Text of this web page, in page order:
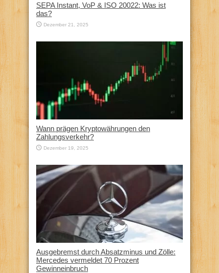
SEPA Instant, VoP & ISO 20022: Was ist
das?
Dezember 21, 2025
Wann prägen Kryptowährungen den
Zahlungsverkehr?
Dezember 19, 2025
Ausgebremst durch Absatzminus und Zölle:
Mercedes vermeldet 70 Prozent
Gewinneinbruch